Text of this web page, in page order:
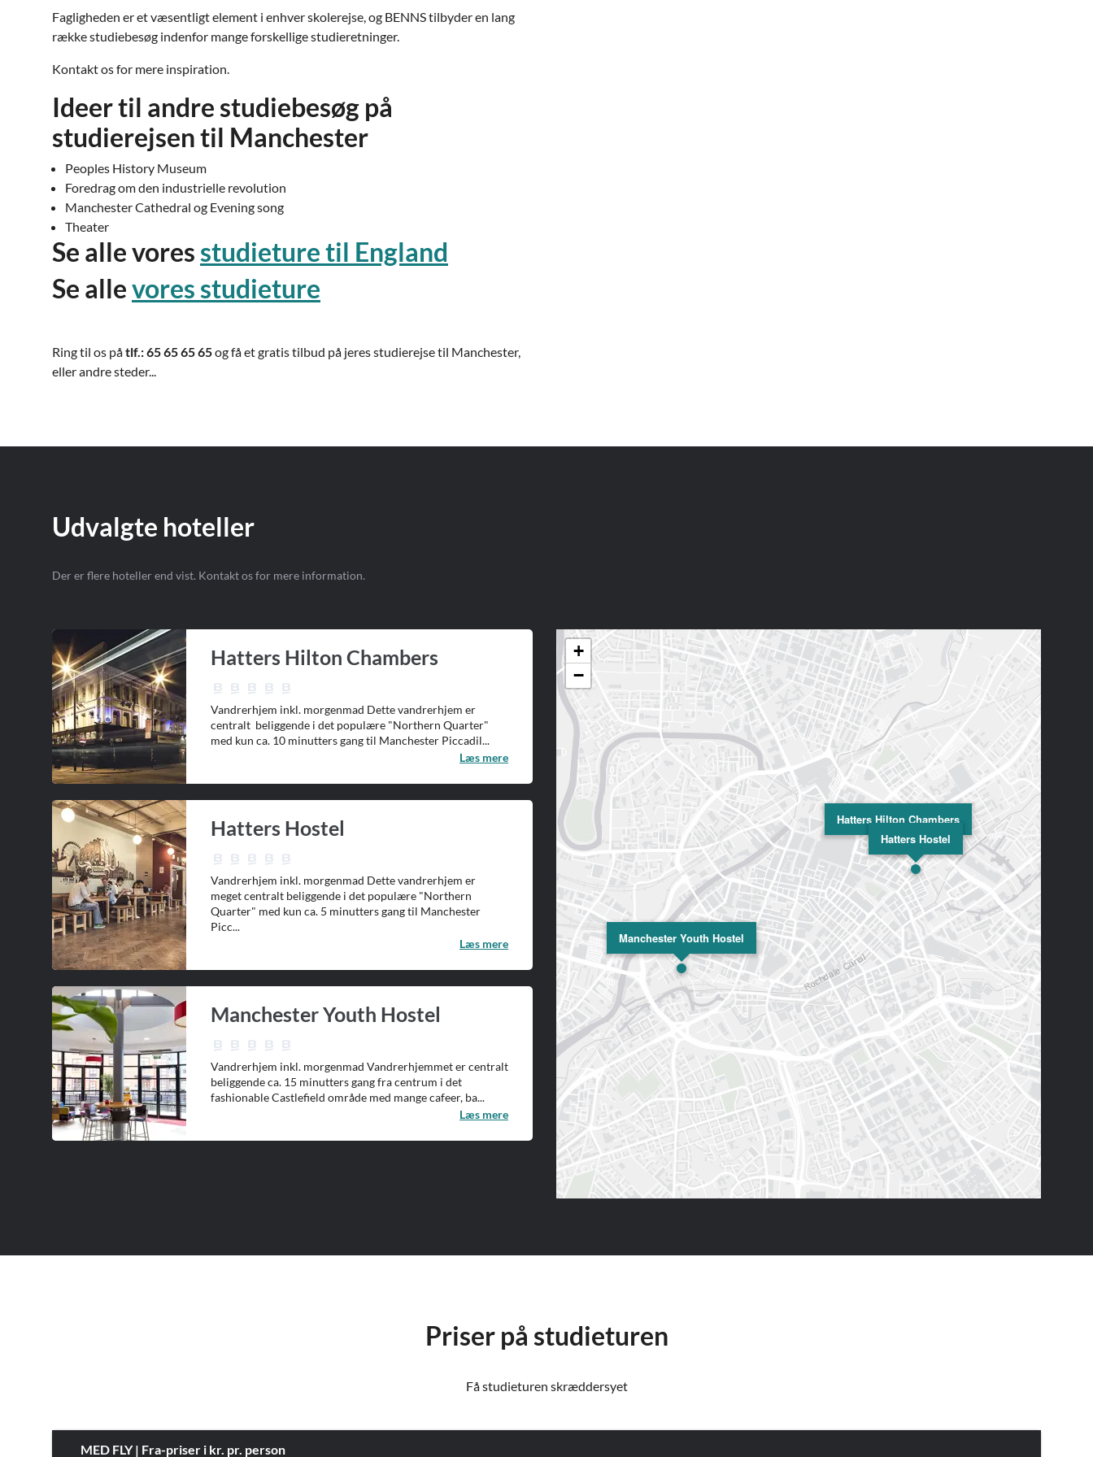
Fagligheden er et væsentligt element i enhver skolerejse, og BENNS tilbyder en lang
række studiebesøg indenfor mange forskellige studieretninger.
Kontakt os for mere inspiration.
Ideer til andre studiebesøg på
studierejsen til Manchester
Peoples History Museum
Foredrag om den industrielle revolution
Manchester Cathedral og Evening song
Theater
Se alle voresstudieture til England
Se allevores studieture
Ring til os påtlf.: 65 65 65 65og få et gratis tilbud på jeres studierejse til Manchester,
eller andre steder...
Udvalgte hoteller
Der er flere hoteller end vist. Kontakt os for mere information.
Hatters Hilton Chambers
Vandrerhjem inkl. morgenmad Dette vandrerhjem er
centralt beliggende i det populære "Northern Quarter"
med kun ca. 10 minutters gang til Manchester Piccadil...
Læs mere
Hatters Hostel
Vandrerhjem inkl. morgenmad Dette vandrerhjem er
meget centralt beliggende i det populære "Northern
Quarter" med kun ca. 5 minutters gang til Manchester
Picc...
Læs mere
Manchester Youth Hostel
Vandrerhjem inkl. morgenmad Vandrerhjemmet er centralt
beliggende ca. 15 minutters gang fra centrum i det
fashionable Castlefield område med mange cafeer, ba...
Læs mere
Hatters Hilton Chambers
Hatters Hostel
Manchester Youth Hostel
+
−
Priser på studieturen
Få studieturen skræddersyet
MED FLY | Fra-priser i kr. pr. person